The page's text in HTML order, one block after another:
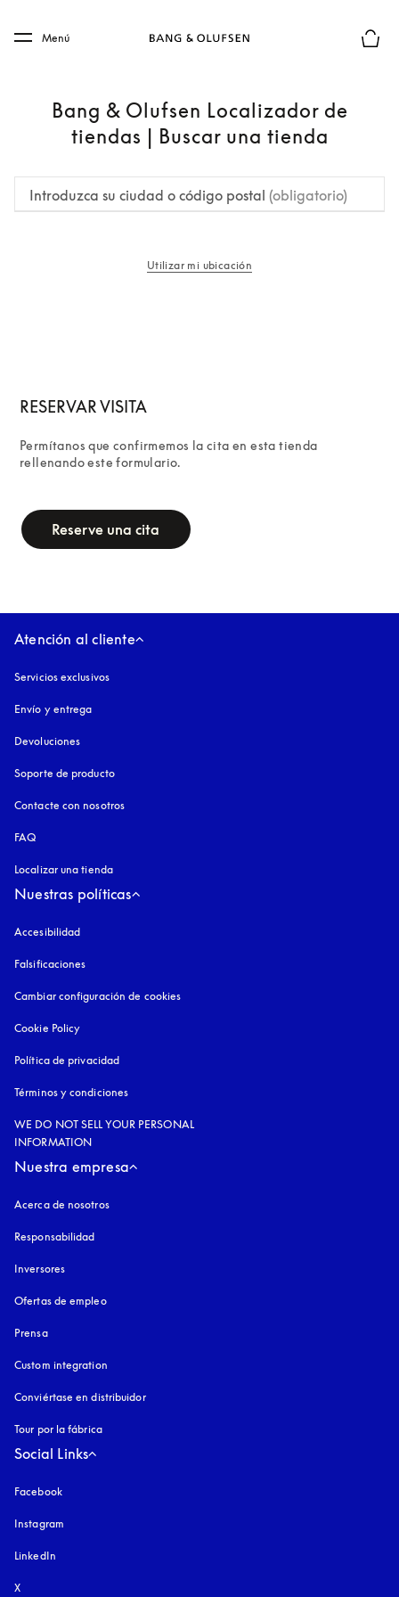
Skip to main footer
Menú
Bang & Olufsen Localizador de
tiendas | Buscar una tienda
Introduzca su ciudad o código postal (obligatorio)
Utilizar mi ubicación
RESERVAR VISITA
Permítanos que confirmemos la cita en esta tienda
rellenando este formulario.
Reserve una cita
Atención al cliente
Servicios exclusivos
Envío y entrega
Devoluciones
Soporte de producto
Contacte con nosotros
FAQ
Localizar una tienda
Nuestras políticas
Accesibilidad
Falsificaciones
Cambiar configuración de cookies
Cookie Policy
Política de privacidad
Términos y condiciones
WE DO NOT SELL YOUR PERSONAL
INFORMATION
Nuestra empresa
Acerca de nosotros
Responsabilidad
Inversores
Ofertas de empleo
Prensa
Custom integration
Conviértase en distribuidor
Tour por la fábrica
Social Links
Facebook
Instagram
LinkedIn
X